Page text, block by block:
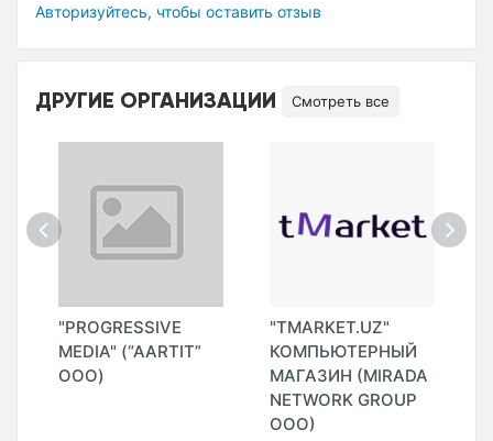
Авторизуйтесь, чтобы оставить отзыв
ДРУГИЕ ОРГАНИЗАЦИИ Смотреть все
"PROGRESSIVE
MEDIA" (“AARTIT”
ООО)
"TMARKET.UZ"
КОМПЬЮТЕРНЫЙ
МАГАЗИН (MIRADA
NETWORK GROUP
ООО)